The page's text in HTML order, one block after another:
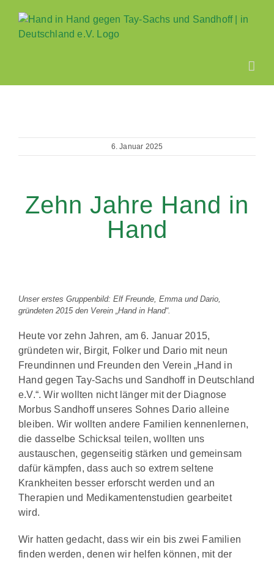
Inhalt
springen
6. Januar 2025
Zehn Jahre Hand in
Hand
Unser erstes Gruppenbild: Elf Freunde, Emma und Dario,
gründeten 2015 den Verein „Hand in Hand“.
Heute vor zehn Jahren, am 6. Januar 2015,
gründeten wir, Birgit, Folker und Dario mit neun
Freundinnen und Freunden den Verein „Hand in
Hand gegen Tay-Sachs und Sandhoff in Deutschland
e.V.“. Wir wollten nicht länger mit der Diagnose
Morbus Sandhoff unseres Sohnes Dario alleine
bleiben. Wir wollten andere Familien kennenlernen,
die dasselbe Schicksal teilen, wollten uns
austauschen, gegenseitig stärken und gemeinsam
dafür kämpfen, dass auch so extrem seltene
Krankheiten besser erforscht werden und an
Therapien und Medikamentenstudien gearbeitet
wird.
Wir hatten gedacht, dass wir ein bis zwei Familien
finden werden, denen wir helfen können, mit der